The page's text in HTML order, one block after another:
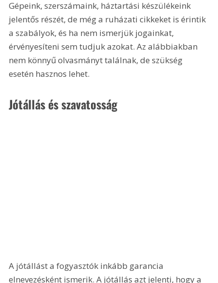
Gépeink, szerszámaink, háztartási készülékeink
jelentős részét, de még a ruházati cikkeket is érintik
a szabályok, és ha nem ismerjük jogainkat,
érvényesíteni sem tudjuk azokat. Az alábbiakban
nem könnyű olvasmányt találnak, de szükség
esetén hasznos lehet.
Jótállás és szavatosság
A jótállást a fogyasztók inkább garancia
elnevezésként ismerik. A jótállás azt jelenti, hogy a